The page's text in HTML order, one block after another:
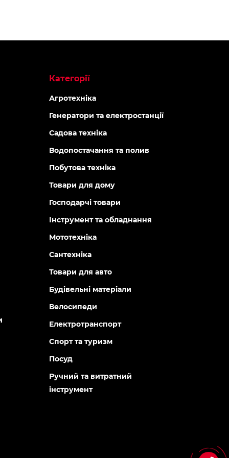
Категорії
Агротехніка
Генератори та електростанції
Садова техніка
Водопостачання та полив
Побутова техніка
Товари для дому
Господарчі товари
Інструмент та обладнання
Мототехніка
Сантехніка
Товари для авто
Будівельні матеріали
Велосипеди
Електротранспорт
Спорт та туризм
Посуд
Ручний та витратний
інструмент